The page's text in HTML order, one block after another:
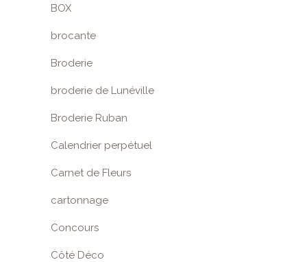
BOX
brocante
Broderie
broderie de Lunéville
Broderie Ruban
Calendrier perpétuel
Carnet de Fleurs
cartonnage
Concours
Côté Déco